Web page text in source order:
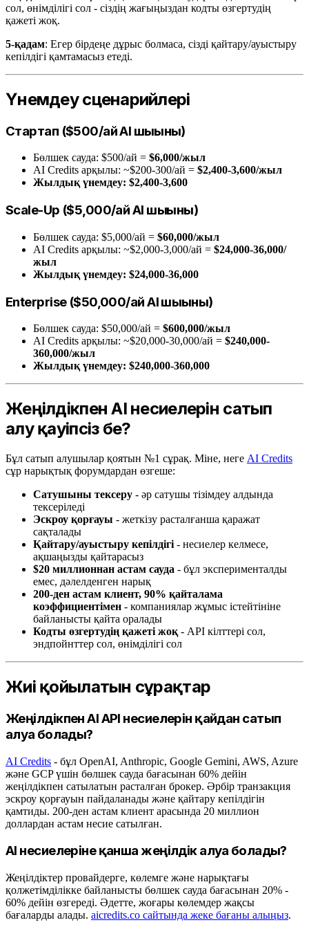
сол, өнімділігі сол - сіздің жағыңыздан кодты өзгертудің
қажеті жоқ.
5-қадам: Егер бірдеңе дұрыс болмаса, сізді қайтару/ауыстыру
кепілдігі қамтамасыз етеді.
Үнемдеу сценарийлері
Стартап ($500/ай AI шығыны)
Бөлшек сауда: $500/ай = $6,000/жыл
AI Credits арқылы: ~$200-300/ай = $2,400-3,600/жыл
Жылдық үнемдеу: $2,400-3,600
Scale-Up ($5,000/ай AI шығыны)
Бөлшек сауда: $5,000/ай = $60,000/жыл
AI Credits арқылы: ~$2,000-3,000/ай = $24,000-36,000/
жыл
Жылдық үнемдеу: $24,000-36,000
Enterprise ($50,000/ай AI шығыны)
Бөлшек сауда: $50,000/ай = $600,000/жыл
AI Credits арқылы: ~$20,000-30,000/ай = $240,000-
360,000/жыл
Жылдық үнемдеу: $240,000-360,000
Жеңілдікпен AI несиелерін сатып
алу қауіпсіз бе?
Бұл сатып алушылар қоятын №1 сұрақ. Міне, неге AI Credits
сұр нарықтық форумдардан өзгеше:
Сатушыны тексеру - әр сатушы тізімдеу алдында
тексеріледі
Эскроу қорғауы - жеткізу расталғанша қаражат
сақталады
Қайтару/ауыстыру кепілдігі - несиелер келмесе,
ақшаңызды қайтарасыз
$20 миллионнан астам сауда - бұл эксперименталды
емес, дәлелденген нарық
200-ден астам клиент, 90% қайталама
коэффициентімен - компаниялар жұмыс істейтініне
байланысты қайта оралады
Кодты өзгертудің қажеті жоқ - API кілттері сол,
эндпойнттер сол, өнімділігі сол
Жиі қойылатын сұрақтар
Жеңілдікпен AI API несиелерін қайдан сатып
алуға болады?
AI Credits - бұл OpenAI, Anthropic, Google Gemini, AWS, Azure
және GCP үшін бөлшек сауда бағасынан 60% дейін
жеңілдікпен сатылатын расталған брокер. Әрбір транзакция
эскроу қорғауын пайдаланады және қайтару кепілдігін
қамтиды. 200-ден астам клиент арасында 20 миллион
доллардан астам несие сатылған.
AI несиелеріне қанша жеңілдік алуға болады?
Жеңілдіктер провайдерге, көлемге және нарықтағы
қолжетімділікке байланысты бөлшек сауда бағасынан 20% -
60% дейін өзгереді. Әдетте, жоғары көлемдер жақсы
бағаларды алады. aicredits.co сайтында жеке бағаны алыңыз.